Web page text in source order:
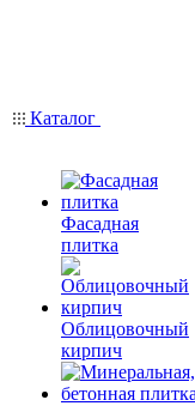
Каталог
Фасадная
плитка
Облицовочный
кирпич